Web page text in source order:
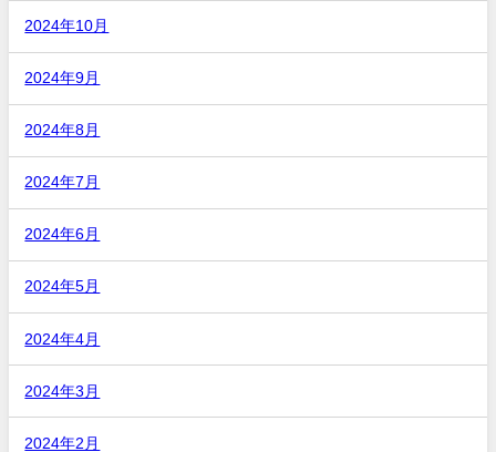
2024年10月
2024年9月
2024年8月
2024年7月
2024年6月
2024年5月
2024年4月
2024年3月
2024年2月